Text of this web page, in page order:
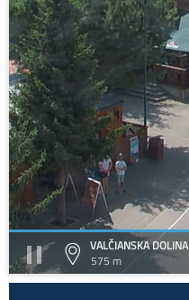
VALČIANSKA DOLINA
575 m